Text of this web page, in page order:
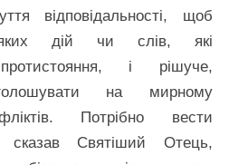
відповідальності, щоб
яких дій чи слів, які
і рішуче,
на мирному
Потрібно вести
сказав Святіший Отець,